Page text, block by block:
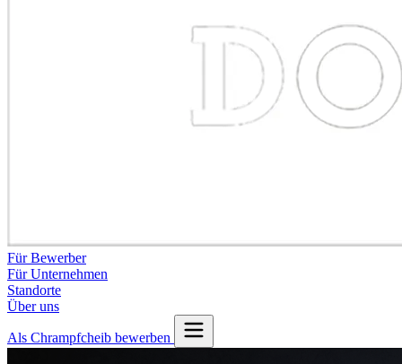
Für Bewerber
Für Unternehmen
Standorte
Über uns
Als Chrampfcheib bewerben